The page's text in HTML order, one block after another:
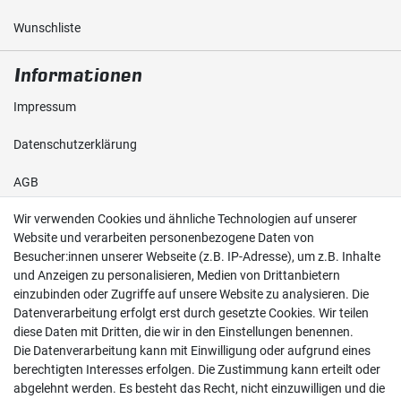
Wunschliste
Informationen
Impressum
Daten­schutz­erklärung
AGB
Shop
Kontakt
Versand & Zahlung
Widerrufs­recht
Widerruf erklären
Wir verwenden Cookies und ähnliche Technologien auf unserer
Website und verarbeiten personenbezogene Daten von
Besucher:innen unserer Webseite (z.B. IP-Adresse), um z.B. Inhalte
und Anzeigen zu personalisieren, Medien von Drittanbietern
einzubinden oder Zugriffe auf unsere Website zu analysieren. Die
Datenverarbeitung erfolgt erst durch gesetzte Cookies. Wir teilen
diese Daten mit Dritten, die wir in den Einstellungen benennen.
Die Datenverarbeitung kann mit Einwilligung oder aufgrund eines
berechtigten Interesses erfolgen. Die Zustimmung kann erteilt oder
abgelehnt werden. Es besteht das Recht, nicht einzuwilligen und die